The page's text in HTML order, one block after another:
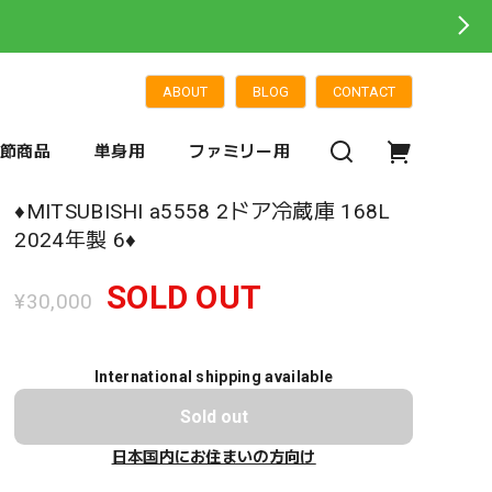
ABOUT BLOG CONTACT
商品 単身用 ファミリー用
♦️MITSUBISHI a5558 2ドア冷蔵庫 168L
2024年製 6♦️
¥30,000 SOLD OUT
International shipping available
Sold out
日本国内にお住まいの方向け